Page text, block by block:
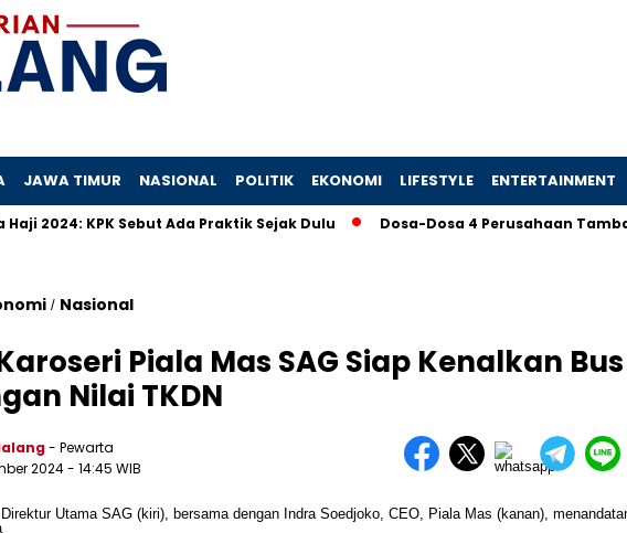
JAWA TIMUR NASIONAL POLITIK EKONOMI LIFESTYLE ENTERTAINMENT
KPK Sebut Ada Praktik Sejak Dulu Dosa-Dosa 4 Perusahaan Tambang
/ Nasional
Piala Mas SAG Siap Kenalkan Bus
Nilai TKDN
- Pewarta
2024- 14:45 WIB